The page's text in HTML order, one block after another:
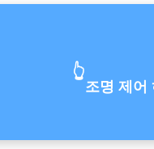
👆
조명 제어